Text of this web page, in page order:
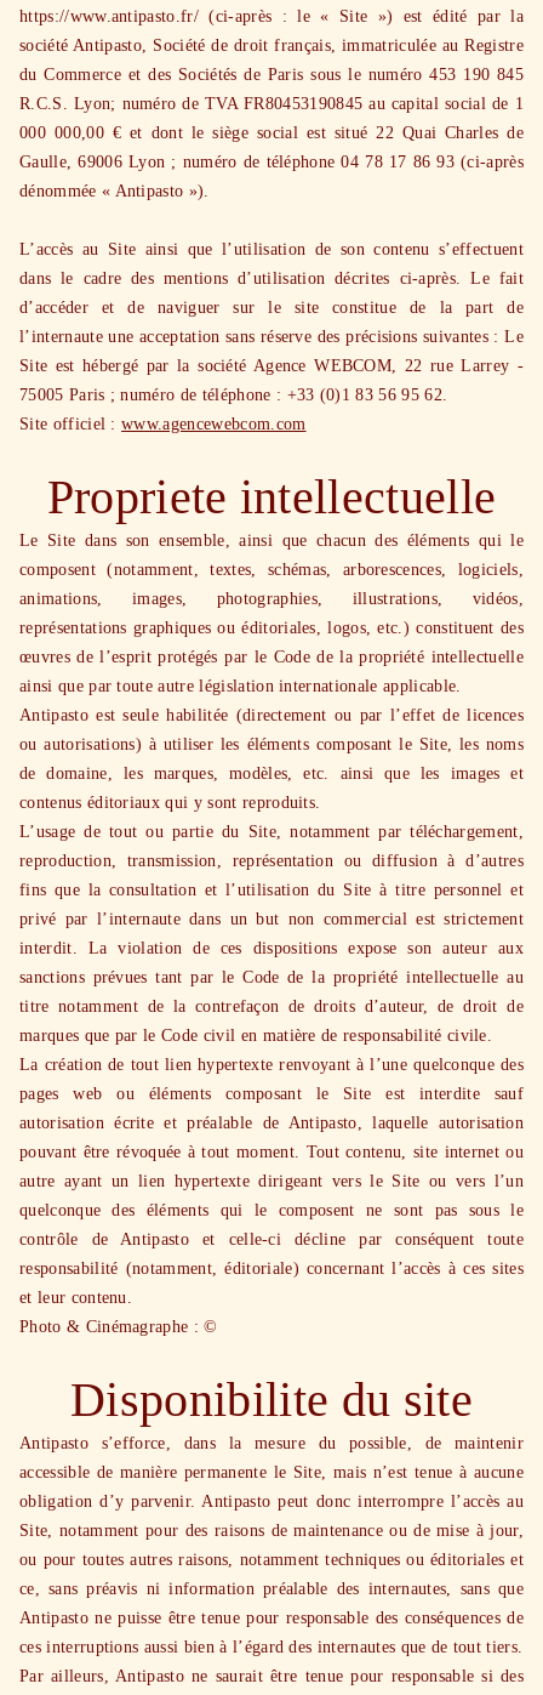
https://www.antipasto.fr/ (ci-après : le « Site ») est édité par la
société Antipasto, Société de droit français, immatriculée au Registre
du Commerce et des Sociétés de Paris sous le numéro 453 190 845
R.C.S. Lyon; numéro de TVA FR80453190845 au capital social de 1
000 000,00 € et dont le siège social est situé 22 Quai Charles de
Gaulle, 69006 Lyon ; numéro de téléphone 04 78 17 86 93 (ci-après
dénommée « Antipasto »).
L’accès au Site ainsi que l’utilisation de son contenu s’effectuent
dans le cadre des mentions d’utilisation décrites ci-après. Le fait
d’accéder et de naviguer sur le site constitue de la part de
l’internaute une acceptation sans réserve des précisions suivantes : Le
Site est hébergé par la société Agence WEBCOM, 22 rue Larrey -
75005 Paris ; numéro de téléphone : +33 (0)1 83 56 95 62.
Site officiel :www.agencewebcom.com
Propriete intellectuelle
Le Site dans son ensemble, ainsi que chacun des éléments qui le
composent (notamment, textes, schémas, arborescences, logiciels,
animations, images, photographies, illustrations, vidéos,
représentations graphiques ou éditoriales, logos, etc.) constituent des
œuvres de l’esprit protégés par le Code de la propriété intellectuelle
ainsi que par toute autre législation internationale applicable.
Antipasto est seule habilitée (directement ou par l’effet de licences
ou autorisations) à utiliser les éléments composant le Site, les noms
de domaine, les marques, modèles, etc. ainsi que les images et
contenus éditoriaux qui y sont reproduits.
L’usage de tout ou partie du Site, notamment par téléchargement,
reproduction, transmission, représentation ou diffusion à d’autres
fins que la consultation et l’utilisation du Site à titre personnel et
privé par l’internaute dans un but non commercial est strictement
interdit. La violation de ces dispositions expose son auteur aux
sanctions prévues tant par le Code de la propriété intellectuelle au
titre notamment de la contrefaçon de droits d’auteur, de droit de
marques que par le Code civil en matière de responsabilité civile.
La création de tout lien hypertexte renvoyant à l’une quelconque des
pages web ou éléments composant le Site est interdite sauf
autorisation écrite et préalable de Antipasto, laquelle autorisation
pouvant être révoquée à tout moment. Tout contenu, site internet ou
autre ayant un lien hypertexte dirigeant vers le Site ou vers l’un
quelconque des éléments qui le composent ne sont pas sous le
contrôle de Antipasto et celle-ci décline par conséquent toute
responsabilité (notamment, éditoriale) concernant l’accès à ces sites
et leur contenu.
Photo & Cinémagraphe : ©
Disponibilite du site
Antipasto s’efforce, dans la mesure du possible, de maintenir
accessible de manière permanente le Site, mais n’est tenue à aucune
obligation d’y parvenir. Antipasto peut donc interrompre l’accès au
Site, notamment pour des raisons de maintenance ou de mise à jour,
ou pour toutes autres raisons, notamment techniques ou éditoriales et
ce, sans préavis ni information préalable des internautes, sans que
Antipasto ne puisse être tenue pour responsable des conséquences de
ces interruptions aussi bien à l’égard des internautes que de tout tiers.
Par ailleurs, Antipasto ne saurait être tenue pour responsable si des